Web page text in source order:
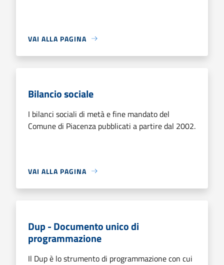
VAI ALLA PAGINA
Bilancio sociale
I bilanci sociali di metà e fine mandato del
Comune di Piacenza pubblicati a partire dal 2002.
VAI ALLA PAGINA
Dup - Documento unico di
programmazione
Il Dup è lo strumento di programmazione con cui